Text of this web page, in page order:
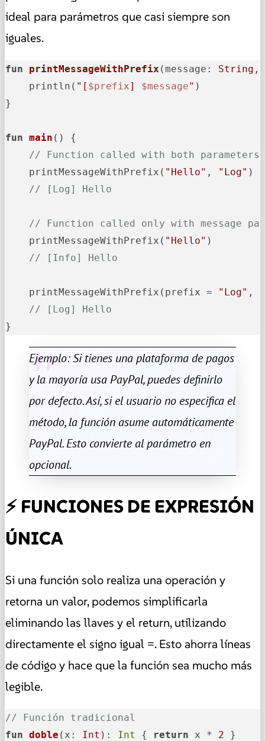
ideal para parámetros que casi siempre son
iguales.
fun printMessageWithPrefix (message: String ,
    println(
"[ $prefix] $message" )
}
fun main ()
{
// Function called with both parameters
    printMessageWithPrefix(
"Hello" , "Log" )
// [Log] Hello
// Function called only with message
    printMessageWithPrefix(
"Hello" )
// [Info] Hello
    printMessageWithPrefix(prefix =
"Log" ,
// [Log] Hello
}
Ejemplo: Si tienes una plataforma de pagos
y la mayoría usa PayPal, puedes definirlo
por defecto. Así, si el usuario no especifica el
método, la función asume automáticamente
PayPal. Esto convierte al parámetro en
opcional.
⚡ FUNCIONES DE EXPRESIÓN
ÚNICA
Si una función solo realiza una operación y
retorna un valor, podemos simplificarla
eliminando las llaves y el return, utilizando
directamente el signo igual =. Esto ahorra líneas
de código y hace que la función sea mucho más
legible.
// Función tradicional
fun doble (x: Int ) : Int { return x * 2 }